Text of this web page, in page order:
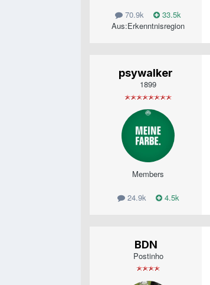
70.9k
33.5k
Aus:Erkenntnisregion
psywalker
1899
Members
24.9k 4.5k
BDN
Postinho